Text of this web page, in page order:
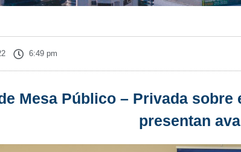
6:49 pm
Mesa Público – Privada
presentan